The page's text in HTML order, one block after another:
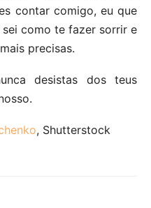
contar comigo, eu que
como te fazer sorrir e
precisas.
desistas dos teus
, Shutterstock